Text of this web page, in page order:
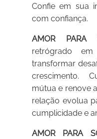
Confie em sua
com confiança.
AMOR PARA
retrógrado
transformar
crescimento.
mútua e renove
relação evolua
cumplicidade e
AMOR PARA